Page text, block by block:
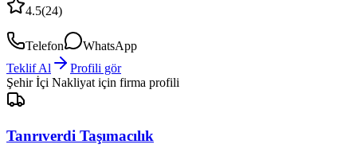
4.5(24)
Telefon
WhatsApp
Teklif Al
Profili gör
Şehir İçi Nakliyat için firma profili
Tanrıverdi Taşımacılık